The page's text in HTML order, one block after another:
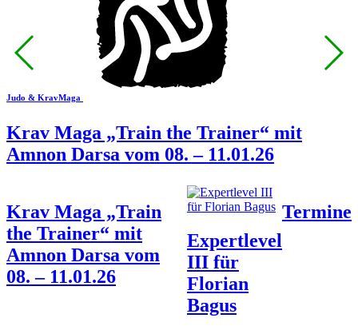
Judo & KravMaga
Krav Maga „Train the Trainer“ mit
Amnon Darsa vom 08. – 11.01.26
Krav Maga „Train
the Trainer“ mit
Amnon Darsa vom
08. – 11.01.26
Expertlevel
III für
Florian
Bagus
Termine